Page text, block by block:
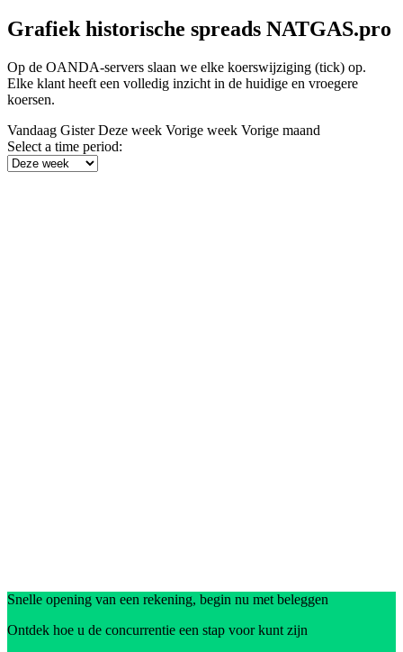
Grafiek historische spreads NATGAS.pro
Op de OANDA-servers slaan we elke koerswijziging (tick) op.
Elke klant heeft een volledig inzicht in de huidige en vroegere
koersen.
Vandaag GisterDeze week Vorige week Vorige maand
Select a time period:
Snelle opening van een rekening, begin nu met beleggen
Ontdek hoe u de concurrentie een stap voor kunt zijn